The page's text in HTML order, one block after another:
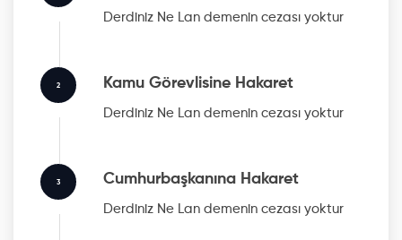
Derdiniz Ne Lan demenin cezası yoktur
2 Kamu Görevlisine Hakaret
Derdiniz Ne Lan demenin cezası yoktur
3 Cumhurbaşkanına Hakaret
Derdiniz Ne Lan demenin cezası yoktur